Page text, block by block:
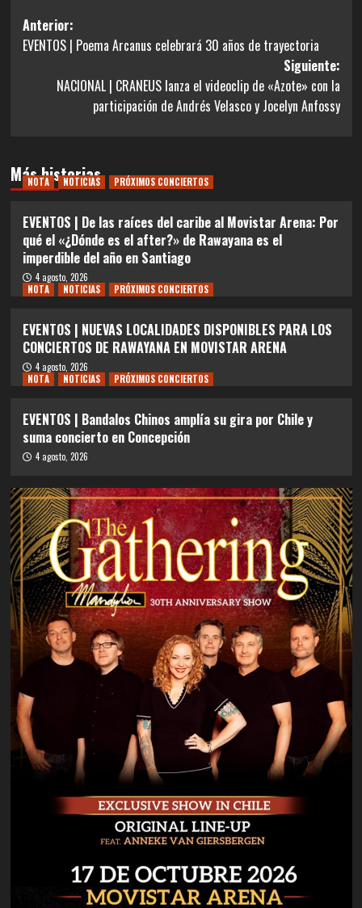
Navegación
de
entradas
Anterior:
EVENTOS | Poema Arcanus celebrará 30 años de trayectoria
Siguiente:
NACIONAL | CRANEUS lanza el videoclip de «Azote» con la
participación de Andrés Velasco y Jocelyn Anfossy
Más historias
NOTA NOTICIAS PRÓXIMOS CONCIERTOS
EVENTOS | De las raíces del caribe al Movistar Arena: Por
qué el «¿Dónde es el after?» de Rawayana es el
imperdible del año en Santiago
4 agosto, 2026
NOTA
NOTICIAS PRÓXIMOS CONCIERTOS
EVENTOS | NUEVAS LOCALIDADES DISPONIBLES PARA LOS
CONCIERTOS DE RAWAYANA EN MOVISTAR ARENA
4 agosto, 2026
NOTA
NOTICIAS PRÓXIMOS CONCIERTOS
EVENTOS | Bandalos Chinos amplía su gira por Chile y
suma concierto en Concepción
4 agosto, 2026